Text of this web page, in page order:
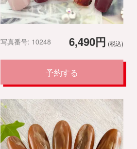
6,490円 (税込)
写真番号: 10248
予約する